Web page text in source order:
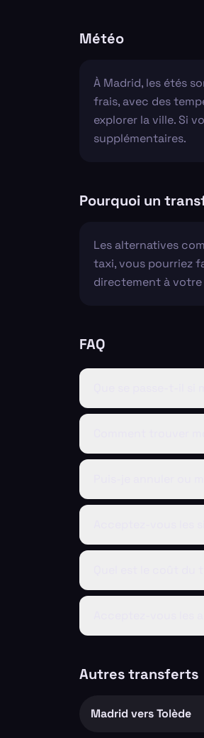
Météo
À Madrid, les étés
frais, avec des
explorer la ville. Si
supplémentaires.
Pourquoi un
Les alternatives
taxi, vous pourriez
directement à
FAQ
Autres transferts
Madrid vers Tolède